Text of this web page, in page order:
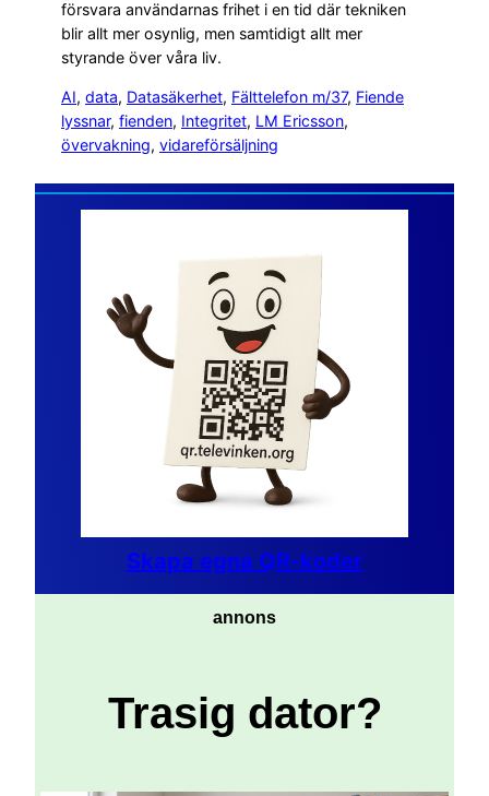
försvara användarnas frihet i en tid där tekniken
blir allt mer osynlig, men samtidigt allt mer
styrande över våra liv.
AI, data, Datasäkerhet, Fälttelefon m/37, Fiende
lyssnar, fienden, Integritet, LM Ericsson
övervakning, vidareförsäljning
Skapa egna QR-koder
annons
Trasig dator?